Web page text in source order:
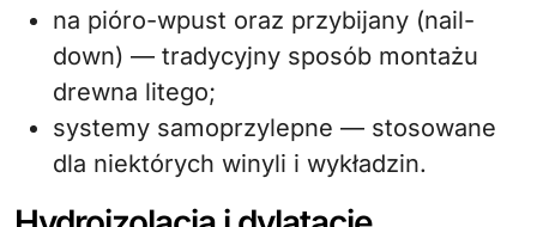
na pióro-wpust oraz przybijany (nail-
down) — tradycyjny sposób montażu
drewna litego;
systemy samoprzylepne — stosowane
dla niektórych winyli i wykładzin.